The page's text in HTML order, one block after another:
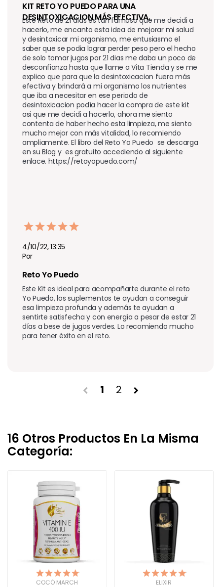
KIT RETO YO PUEDO PARA UNA
DESINTOXICACION MÁS EFECTIVA.
Este Reto de 21 días es tan famoso que me decidi a
hacerlo, me encanto esta idea de mejorar mi salud
y desintoxicar mi organismo, me entusiasmo el
saber que se podia lograr perder peso pero el hecho
de solo tomar jugos por 21 dias me daba un poco de
desconfianza hasta que llame a Vita Tienda y se me
explico que para que la desintoxicacion fuera más
efectiva y brindará a mi organismo los nutrientes
que iba a necesitar en ese periodo de
desintoxicacion podía hacer la compra de este kit
asi que me decidi a hacerlo, ahora me siento
contenta de haber hecho esta limpieza, me siento
mucho mejor con más vitalidad, lo recomiendo
ampliamente. El libro del Reto Yo Puedo  se descarga
en su Blog y  es gratuito accediendo al siguiente
enlace. https://retoyopuedo.com/
4/10/22, 13:35
Por
Reto Yo Puedo
Este Kit es ideal para acompañarte durante el reto
Yo Puedo, los suplementos te ayudan a conseguir
esa limpieza profunda y además te ayudan a
sentirte satisfecha y con energía a pesar de estar 21
días a bese de jugos verdes. Lo recomiendo mucho
para tener éxito en el reto.
chevron_left 1 2 chevron_right
16 Otros Productos En La Misma
Categoría:
COCÓ MARCH ELIXIR